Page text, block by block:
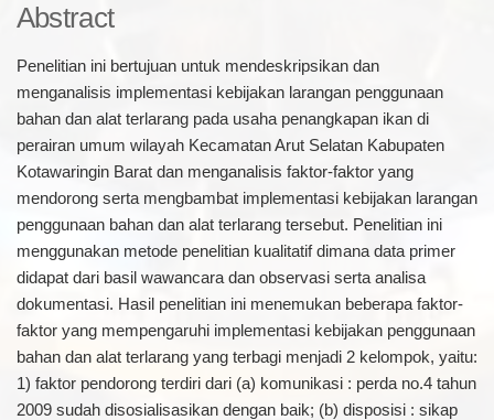
Abstract
Penelitian ini bertujuan untuk mendeskripsikan dan
menganalisis implementasi kebijakan larangan penggunaan
bahan dan alat terlarang pada usaha penangkapan ikan di
perairan umum wilayah Kecamatan Arut Selatan Kabupaten
Kotawaringin Barat dan menganalisis faktor-faktor yang
mendorong serta mengbambat implementasi kebijakan larangan
penggunaan bahan dan alat terlarang tersebut. Penelitian ini
menggunakan metode penelitian kualitatif dimana data primer
didapat dari basil wawancara dan observasi serta analisa
dokumentasi. Hasil penelitian ini menemukan beberapa faktor-
faktor yang mempengaruhi implementasi kebijakan penggunaan
bahan dan alat terlarang yang terbagi menjadi 2 kelompok, yaitu:
1) faktor pendorong terdiri dari (a) komunikasi : perda no.4 tahun
2009 sudah disosialisasikan dengan baik; (b) disposisi : sikap